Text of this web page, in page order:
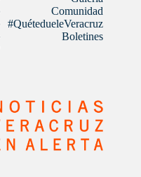
Comunidad
#QuétedueleVeracruz
Boletines